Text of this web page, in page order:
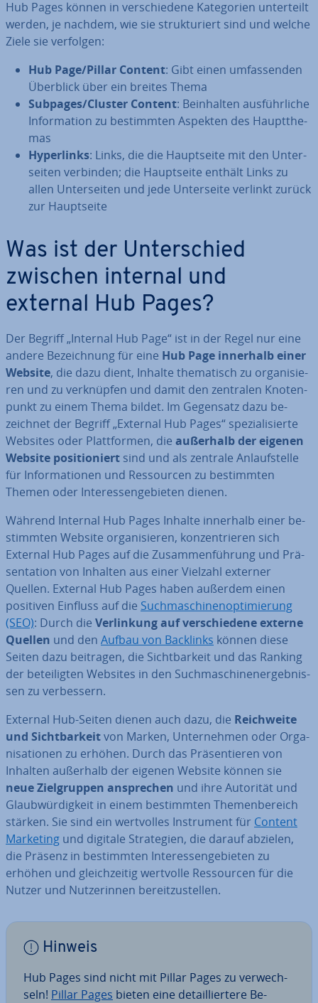
Hub Pages können in ver­schie­de­ne Ka­te­go­rien un­ter­teilt
werden, je nachdem, wie sie struk­tu­riert sind und welche
Ziele sie verfolgen:
Hub Page/Pillar Content: Gibt einen um­fas­sen­den
Überblick über ein breites Thema
Subpages/Cluster Content: Be­inhal­ten aus­führ­li­che
In­for­ma­ti­on zu be­stimm­ten Aspekten des Haupt­the­
mas
Hy­per­links: Links, die die Haupt­sei­te mit den Un­ter­
sei­ten verbinden; die Haupt­sei­te enthält Links zu
allen Un­ter­sei­ten und jede Un­ter­sei­te verlinkt zurück
zur Haupt­sei­te
Was ist der Un­ter­schied
zwischen internal und
external Hub Pages?
Der Begriff „Internal Hub Page“ ist in der Regel nur eine
andere Be­zeich­nung für eine Hub Page innerhalb einer
Website, die dazu dient, Inhalte the­ma­tisch zu or­ga­ni­sie­
ren und zu ver­knüp­fen und damit den zentralen Kno­ten­
punkt zu einem Thema bildet. Im Gegensatz dazu be­
zeich­net der Begriff „External Hub Pages“ spe­zia­li­sier­te
Websites oder Platt­for­men, die außerhalb der eigenen
Website po­si­tio­niert sind und als zentrale An­lauf­stel­le
für In­for­ma­tio­nen und Res­sour­cen zu be­stimm­ten
Themen oder In­ter­es­sen­ge­bie­ten dienen.
Während Internal Hub Pages Inhalte innerhalb einer be­
stimm­ten Website or­ga­ni­sie­ren, kon­zen­trie­ren sich
External Hub Pages auf die Zu­sam­men­füh­rung und Prä­
sen­ta­ti­on von Inhalten aus einer Vielzahl externer
Quellen. External Hub Pages haben außerdem einen
positiven Einfluss auf die Such­ma­schi­nen­op­ti­mie­rung
(SEO): Durch die Ver­lin­kung auf ver­schie­de­ne externe
Quellen und den Aufbau von Backlinks können diese
Seiten dazu beitragen, die Sicht­bar­keit und das Ranking
der be­tei­lig­ten Websites in den Such­ma­schi­nen­er­geb­nis­
sen zu ver­bes­sern.
External Hub-Seiten dienen auch dazu, die Reich­wei­te
und Sicht­bar­keitvon Marken, Un­ter­neh­men oder Or­ga­
ni­sa­tio­nen zu erhöhen. Durch das Prä­sen­tie­ren von
Inhalten außerhalb der eigenen Website können sie
neue Ziel­grup­pen an­spre­chen und ihre Autorität und
Glaub­wür­dig­keit in einem be­stimm­ten The­men­be­reich
stärken. Sie sind ein wert­vol­les In­stru­ment für Content
Marketing und digitale Stra­te­gien, die darauf abzielen,
die Präsenz in be­stimm­ten In­ter­es­sen­ge­bie­ten zu
erhöhen und gleich­zei­tig wertvolle Res­sour­cen für die
Nutzer und Nut­ze­rin­nen be­reit­zu­stel­len.
Hinweis
Hub Pages sind nicht mit Pillar Pages zu ver­wech­
seln! Pillar Pages bieten eine de­tail­lier­te­re Be­